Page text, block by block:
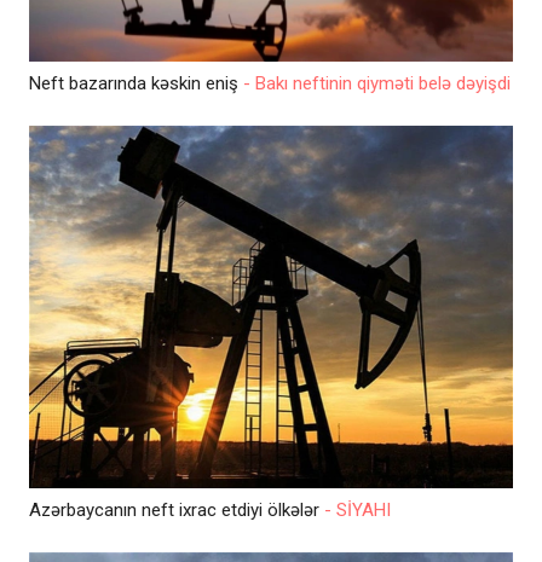
Neft bazarında kəskin eniş - Bakı neftinin qiyməti belə dəyişdi
Azərbaycanın neft ixrac etdiyi ölkələr - SİYAHI